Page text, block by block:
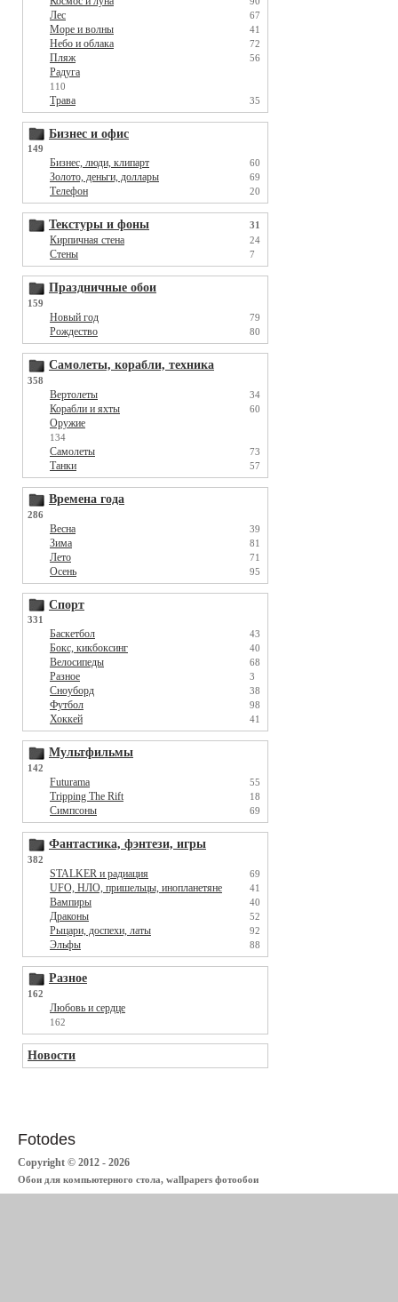
Лес 67
Море и волны 41
Небо и облака 72
Пляж 56
Радуга
110
Трава 35
Бизнес и офис
149
Бизнес, люди, клипарт 60
Золото, деньги, доллары 69
Телефон 20
Текстуры и фоны 31
Кирпичная стена 24
Стены 7
Праздничные обои
159
Новый год 79
Рождество 80
Самолеты, корабли, техника
358
Вертолеты 34
Корабли и яхты 60
Оружие
134
Самолеты 73
Танки 57
Времена года
286
Весна 39
Зима 81
Лето 71
Осень 95
Спорт
331
Баскетбол 43
Бокс, кикбоксинг 40
Велосипеды 68
Разное 3
Сноуборд 38
Футбол 98
Хоккей 41
Мультфильмы
142
Futurama 55
Tripping The Rift 18
Симпсоны 69
Фантастика, фэнтези, игры
382
STALKER и радиация 69
UFO, НЛО, пришельцы, инопланетяне 41
Вампиры 40
Драконы 52
Рыцари, доспехи, латы 92
Эльфы 88
Разное
162
Любовь и сердце
162
Новости
Fotodes
Copyright © 2012 - 2026
Обои для компьютерного стола, wallpapers фотообои